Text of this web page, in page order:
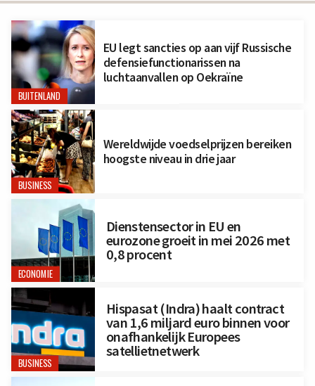
BUITENLAND
EU legt sancties op aan vijf Russische
defensiefunctionarissen na
luchtaanvallen op Oekraïne
BUSINESS
Wereldwijde voedselprijzen bereiken
hoogste niveau in drie jaar
ECONOMIE
Dienstensector in EU en
eurozone groeit in mei 2026 met
0,8 procent
BUSINESS
Hispasat (Indra) haalt contract
van 1,6 miljard euro binnen voor
onafhankelijk Europees
satellietnetwerk